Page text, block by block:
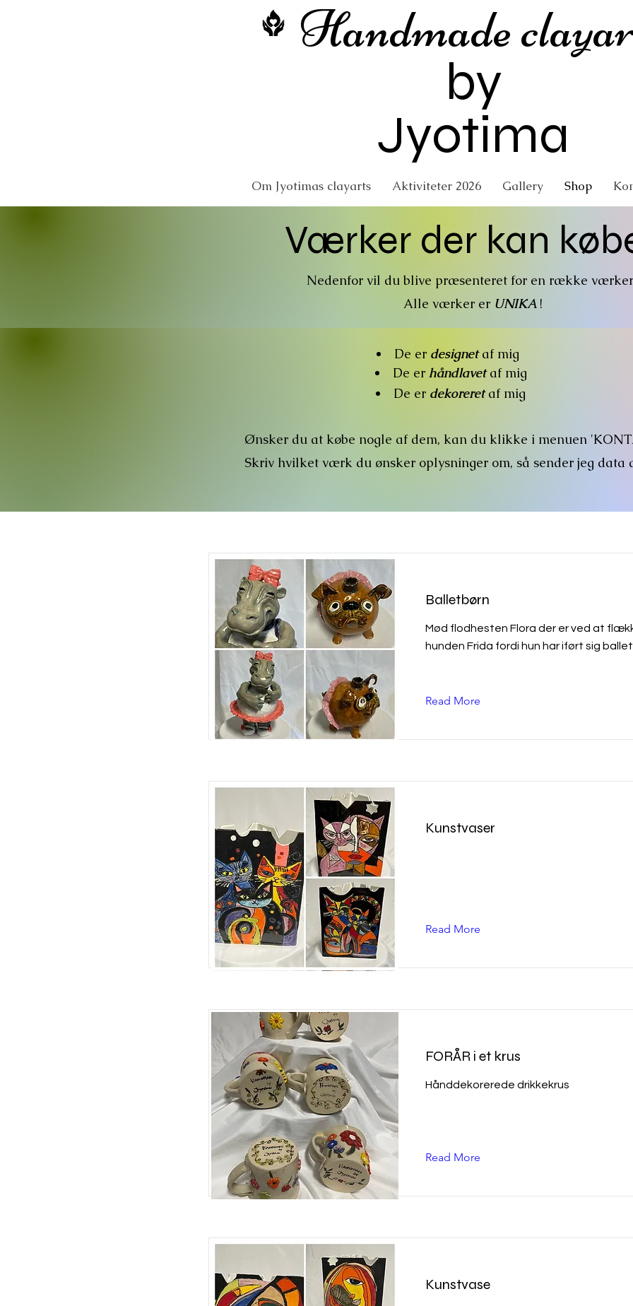
Handmade
by
Jyotima
Om Jyotimas clayarts Aktiviteter 2026 Gallery Shop
Værker der kan
Nedenfor vil du blive præsenteret for en række
Alle værker er UNIKA !​
De er designetaf mig
De er håndlavetaf mig
De er dekoreretaf mig
Ønsker du at købe nogle af dem, kan du klikke i menuen
Skriv hvilket værk du ønsker oplysninger om, så sender jeg data
Balletbørn
Mød flodhesten Flora der er ved at
hunden Frida fordi hun har iført sig
Read More
Kunstvaser
Read More
FORÅR i et krus
Hånddekorerede drikkekrus
Read More
Kunstvase